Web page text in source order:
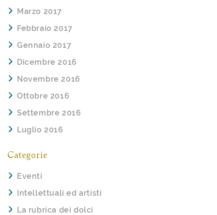
Marzo 2017
Febbraio 2017
Gennaio 2017
Dicembre 2016
Novembre 2016
Ottobre 2016
Settembre 2016
Luglio 2016
Categorie
Eventi
Intellettuali ed artisti
La rubrica dei dolci